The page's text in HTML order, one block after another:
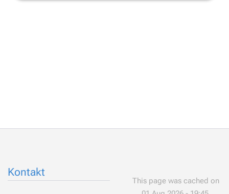
Kontakt
This page was cached on